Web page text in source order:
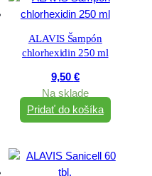
ALAVIS Šampón
chlorhexidin 250 ml
9,50 €
Na sklade
Pridať do košíka